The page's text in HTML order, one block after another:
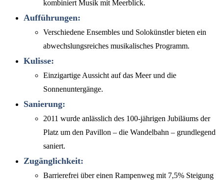
kombiniert Musik mit Meerblick.
Aufführungen:
Verschiedene Ensembles und Solokünstler bieten ein
abwechslungsreiches musikalisches Programm.
Kulisse:
Einzigartige Aussicht auf das Meer und die
Sonnenuntergänge.
Sanierung:
2011 wurde anlässlich des 100-jährigen Jubiläums der
Platz um den Pavillon – die Wandelbahn – grundlegend
saniert.
Zugänglichkeit:
Barrierefrei über einen Rampenweg mit 7,5% Steigung